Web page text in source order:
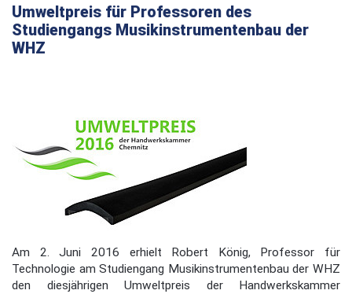
Umweltpreis für Professoren des
Studiengangs Musikinstrumentenbau der
WHZ
Am 2. Juni 2016 erhielt Robert König, Professor für
Technologie am Studiengang Musikinstrumentenbau der WHZ
den diesjährigen Umweltpreis der Handwerkskammer